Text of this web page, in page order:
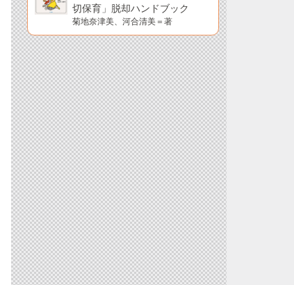
切保育」脱却ハンドブック
菊地奈津美、河合清美＝著